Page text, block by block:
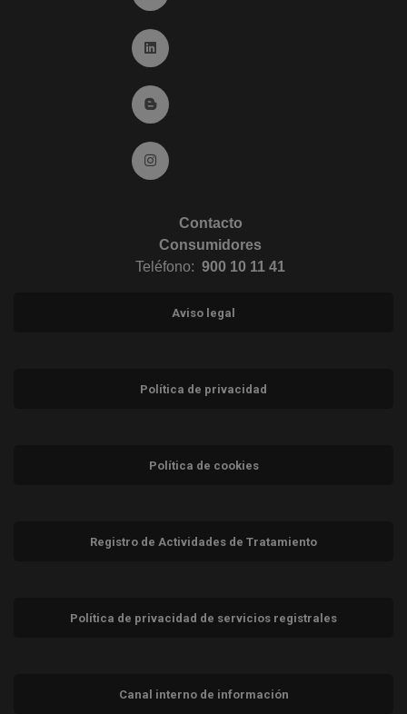
Ir a Linkedin (abre en ventana nueva)
Ir al Blog (abre en ventana nueva)
Ir a Instagram (abre en ventana nueva)
Contacto
Consumidores
Teléfono: 900 10 11 41
Aviso legal
Política de privacidad
Política de cookies
Registro de Actividades de Tratamiento
Política de privacidad de servicios registrales
Canal interno de información